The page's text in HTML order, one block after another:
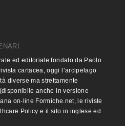
ed editoriale fondato da Paolo
cartacea, oggi l’arcipelago
diverse ma strettamente
anche in versione
on-line Formiche.net, le riviste
Policy e il sito in inglese ed